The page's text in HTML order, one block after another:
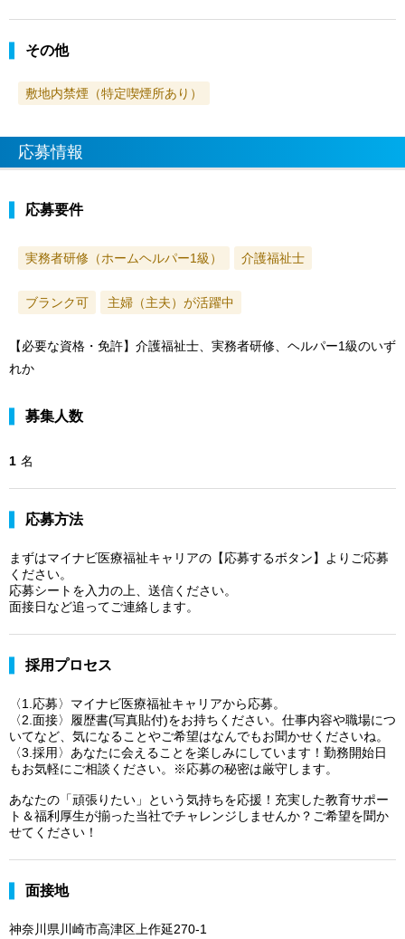
その他
敷地内禁煙（特定喫煙所あり）
応募情報
応募要件
実務者研修（ホームヘルパー1級） 介護福祉士
ブランク可 主婦（主夫）が活躍中
【必要な資格・免許】介護福祉士、実務者研修、ヘルパー1級のいず
れか
募集人数
1 名
応募方法
まずはマイナビ医療福祉キャリアの【応募するボタン】よりご応募
ください。
応募シートを入力の上、送信ください。
面接日など追ってご連絡します。
採用プロセス
〈1.応募〉マイナビ医療福祉キャリアから応募。
〈2.面接〉履歴書(写真貼付)をお持ちください。仕事内容や職場につ
いてなど、気になることやご希望はなんでもお聞かせくださいね。
〈3.採用〉あなたに会えることを楽しみにしています！勤務開始日
もお気軽にご相談ください。※応募の秘密は厳守します。
あなたの「頑張りたい」という気持ちを応援！充実した教育サポー
ト＆福利厚生が揃った当社でチャレンジしませんか？ご希望を聞か
せてください！
面接地
神奈川県川崎市高津区上作延270-1